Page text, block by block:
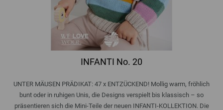
INFANTI No. 20
UNTER MÄUSEN PRÄDIKAT: 47 x ENTZÜCKEND! Mollig warm, fröhlich
bunt oder in ruhigen Unis, die Designs verspielt bis klassisch – so
präsentieren sich die Mini-Teile der neuen INFANTI-KOLLEKTION. Die